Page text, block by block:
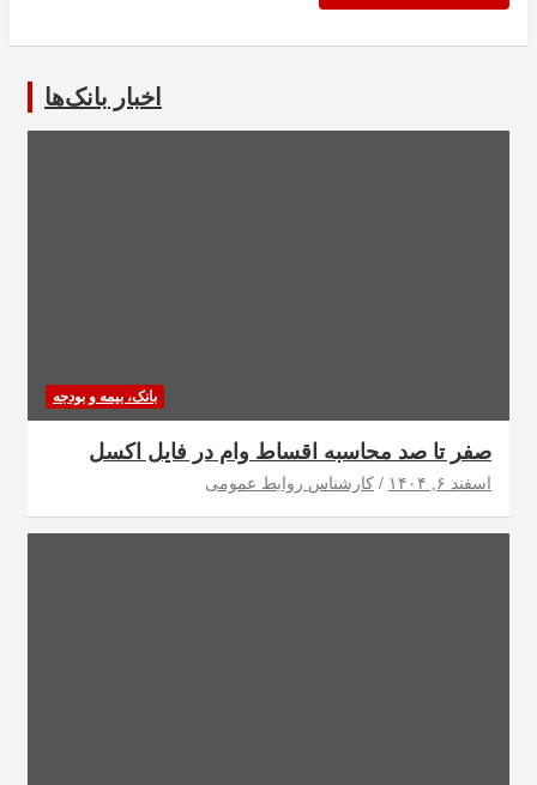
اخبار بانک‌ها
بانک، بیمه و بودجه
صفر تا صد محاسبه اقساط وام در فایل اکسل
اسفند ۶, ۱۴۰۴ کارشناس روابط عمومی